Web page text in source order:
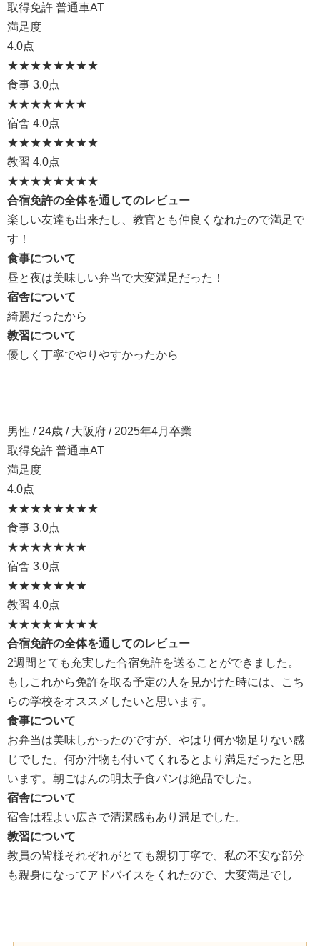
取得免許 普通車AT
満足度
4.0点
★★★★★★★★
食事 3.0点
★★★★★★★
宿舎 4.0点
★★★★★★★★
教習 4.0点
★★★★★★★★
合宿免許の全体を通してのレビュー
楽しい友達も出来たし、教官とも仲良くなれたので満足で
す！
食事について
昼と夜は美味しい弁当で大変満足だった！
宿舎について
綺麗だったから
教習について
優しく丁寧でやりやすかったから
男性 / 24歳 / 大阪府 / 2025年4月卒業
取得免許 普通車AT
満足度
4.0点
★★★★★★★★
食事 3.0点
★★★★★★★
宿舎 3.0点
★★★★★★★
教習 4.0点
★★★★★★★★
合宿免許の全体を通してのレビュー
2週間とても充実した合宿免許を送ることができました。
もしこれから免許を取る予定の人を見かけた時には、こち
らの学校をオススメしたいと思います。
食事について
お弁当は美味しかったのですが、やはり何か物足りない感
じでした。何か汁物も付いてくれるとより満足だったと思
います。朝ごはんの明太子食パンは絶品でした。
宿舎について
宿舎は程よい広さで清潔感もあり満足でした。
教習について
教員の皆様それぞれがとても親切丁寧で、私の不安な部分
も親身になってアドバイスをくれたので、大変満足でし